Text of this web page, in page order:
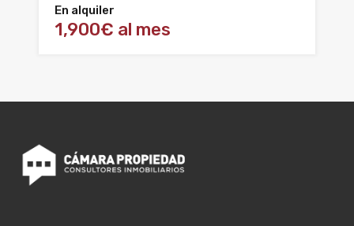
En alquiler
1,900€ al mes